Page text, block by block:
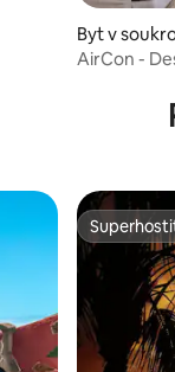
Byt v
ve městě
AirCon -